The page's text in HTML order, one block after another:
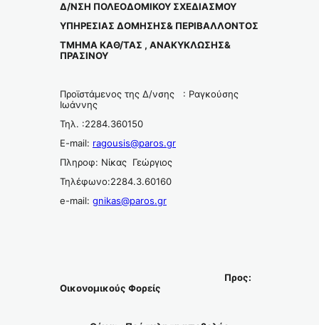
Δ/ΝΣΗ ΠΟΛΕΟΔΟΜΙΚΟΥ ΣΧΕΔΙΑΣΜΟΥ
ΥΠΗΡΕΣΙAΣ ΔΟΜΗΣΗΣ& ΠΕΡΙΒΑΛΛΟΝΤΟΣ
ΤΜΗΜΑ ΚΑΘ/ΤΑΣ , ΑΝΑΚΥΚΛΩΣΗΣ&
ΠΡΑΣΙΝΟΥ
Προϊστάμενος της Δ/νσης : Ραγκούσης
Ιωάννης
Τηλ. :2284.360150
E-mail: ragousis@paros.gr
Πληροφ: Νίκας Γεώργιος
Τηλέφωνο:2284.3.60160
e-mail: gnikas@paros.gr
Προς:
Οικονομικούς Φορείς